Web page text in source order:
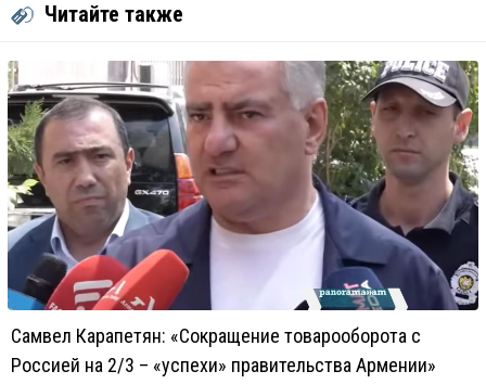
Читайте также
Самвел Карапетян: «Сокращение товарооборота с
Россией на 2/3 – «успехи» правительства Армении»